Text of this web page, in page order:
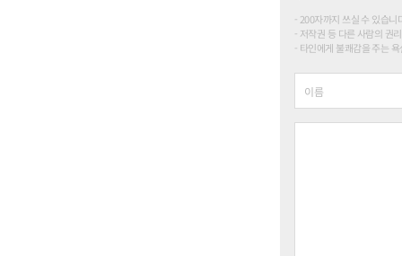
200자까지 쓰실 수 있습
저작권 등 다른 사람의 권
타인에게 불쾌감을 주는